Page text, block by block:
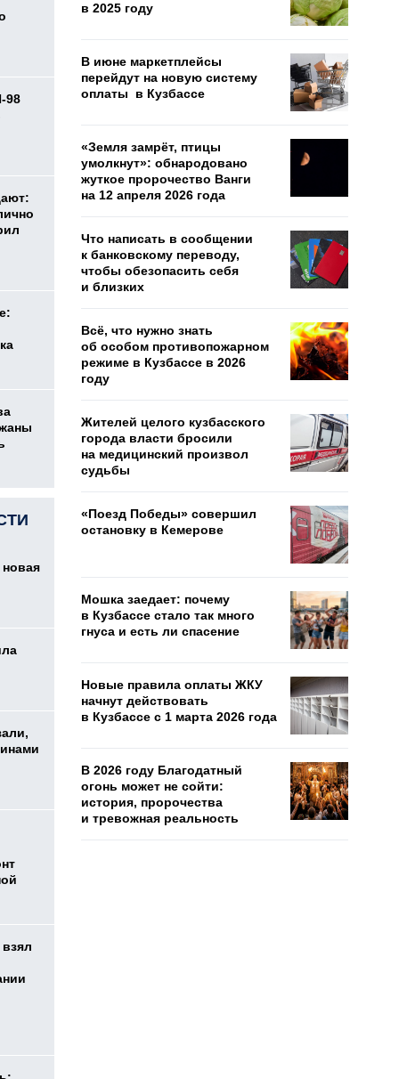
98
в 2025 году
В июне маркетплейсы
перейдут на новую систему
оплаты в Кузбассе
«Земля замрёт, птицы
умолкнут»: обнародовано
жуткое пророчество Ванги
на 12 апреля 2026 года
Что написать в сообщении
к банковскому переводу,
чтобы обезопасить себя
и близких
Всё, что нужно знать
об особом противопожарном
режиме в Кузбассе в 2026
году
Жителей целого кузбасского
города власти бросили
на медицинский произвол
судьбы
«Поезд Победы» совершил
остановку в Кемерове
Мошка заедает: почему
в Кузбассе стало так много
гнуса и есть ли спасение
Новые правила оплаты ЖКУ
начнут действовать
в Кузбассе с 1 марта 2026 года
В 2026 году Благодатный
огонь может не сойти:
история, пророчества
и тревожная реальность